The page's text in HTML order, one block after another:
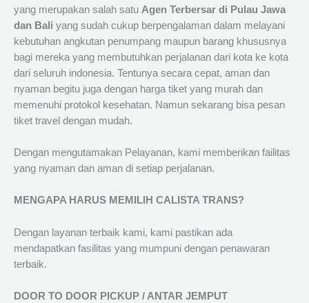
yang merupakan salah satu Agen Terbersar di Pulau Jawa
dan Bali yang sudah cukup berpengalaman dalam melayani
kebutuhan angkutan penumpang maupun barang khususnya
bagi mereka yang membutuhkan perjalanan dari kota ke kota
dari seluruh indonesia. Tentunya secara cepat, aman dan
nyaman begitu juga dengan harga tiket yang murah dan
memenuhi protokol kesehatan. Namun sekarang bisa pesan
tiket travel dengan mudah.
Dengan mengutamakan Pelayanan, kami memberikan failitas
yang nyaman dan aman di setiap perjalanan.
MENGAPA HARUS MEMILIH CALISTA TRANS?
Dengan layanan terbaik kami, kami pastikan ada
mendapatkan fasilitas yang mumpuni dengan penawaran
terbaik.
DOOR TO DOOR PICKUP / ANTAR JEMPUT